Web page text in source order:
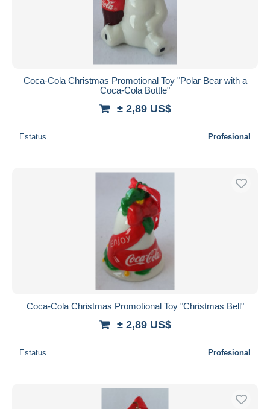
Coca-Cola Christmas Promotional Toy "Polar Bear with a
Coca-Cola Bottle"
± 2,89 US$
Estatus Profesional
Coca-Cola Christmas Promotional Toy "Christmas Bell"
± 2,89 US$
Estatus Profesional